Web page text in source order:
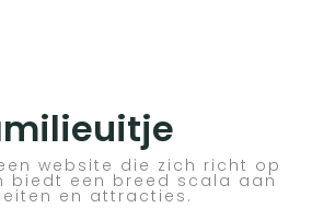
website die zich richt op
biedt een breed scala aan
en attracties.